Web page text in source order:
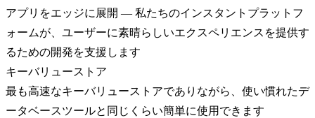
アプリをエッジに展開 — 私たちのインスタントプラットフ
ォームが、ユーザーに素晴らしいエクスペリエンスを提供す
るための開発を支援します
キーバリューストア
最も高速なキーバリューストアでありながら、使い慣れたデ
ータベースツールと同じくらい簡単に使用できます